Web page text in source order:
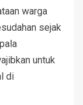
warga
sejak
untuk
di